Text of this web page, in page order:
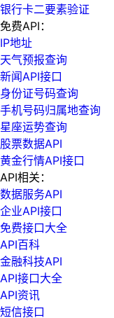
银行卡二要素验证
免费API：
IP地址
天气预报查询
新闻API接口
身份证号码查询
手机号码归属地查询
星座运势查询
股票数据API
黄金行情API接口
API相关：
数据服务API
企业API接口
免费接口大全
API百科
金融科技API
API接口大全
API资讯
短信接口